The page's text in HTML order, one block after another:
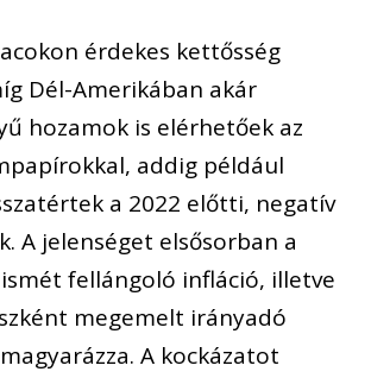
érdekes kettősség
Dél-Amerikában akár
hozamok is elérhetőek az
addig például
a 2022 előtti, negatív
A jelenséget elsősorban a
fellángoló infláció, illetve
megemelt irányadó
A kockázatot